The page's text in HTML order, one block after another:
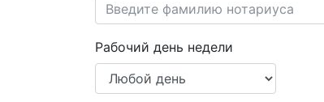
Рабочий день недели